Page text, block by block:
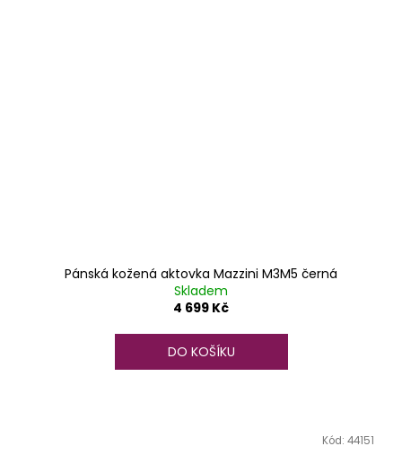
Pánská kožená aktovka Mazzini M3M5 černá
Skladem
4 699 Kč
DO KOŠÍKU
Kód: 44151